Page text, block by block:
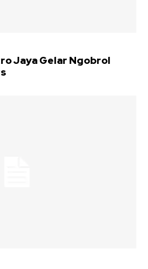
Jaya Gelar Ngobrol